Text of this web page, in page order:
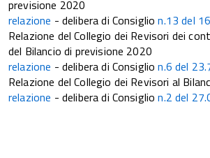
previsione 2020
relazione - delibera di Consiglion.13 del
Relazione del Collegio dei Revisori dei
del Bilancio di previsione 2020
relazione - delibera di Consiglion.6 del
Relazione del Collegio dei Revisori al
relazione - delibera di Consiglion.2 del